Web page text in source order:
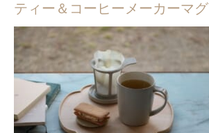
ティー＆コーヒーメーカーマグ